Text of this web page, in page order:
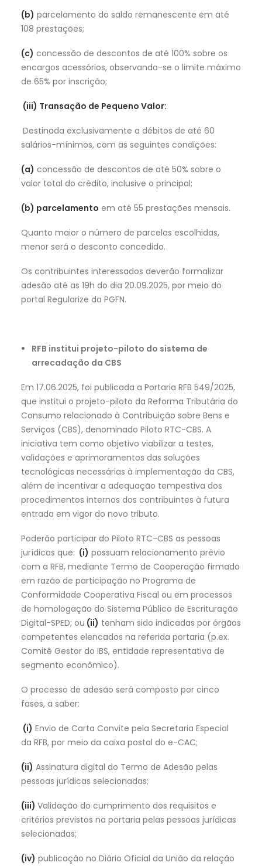
(b) parcelamento do saldo remanescente em até
108 prestações;
(c) concessão de descontos de até 100% sobre os
encargos acessórios, observando-se o limite máximo
de 65% por inscrição;
(iii) Transação de Pequeno Valor:
Destinada exclusivamente a débitos de até 60
salários-mínimos, com as seguintes condições:
(a) concessão de descontos de até 50% sobre o
valor total do crédito, inclusive o principal;
(b) parcelamento em até 55 prestações mensais.
Quanto maior o número de parcelas escolhidas,
menor será o desconto concedido.
Os contribuintes interessados deverão formalizar
adesão até as 19h do dia 20.09.2025, por meio do
portal Regularize da PGFN.
RFB institui projeto-piloto do sistema de
arrecadação da CBS
Em 17.06.2025, foi publicada a Portaria RFB 549/2025,
que institui o projeto-piloto da Reforma Tributária do
Consumo relacionado à Contribuição sobre Bens e
Serviços (CBS), denominado Piloto RTC-CBS. A
iniciativa tem como objetivo viabilizar a testes,
validações e aprimoramentos das soluções
tecnológicas necessárias à implementação da CBS,
além de incentivar a adequação tempestiva dos
procedimentos internos dos contribuintes à futura
entrada em vigor do novo tributo.
Poderão participar do Piloto RTC-CBS as pessoas
jurídicas que: (i) possuam relacionamento prévio
com a RFB, mediante Termo de Cooperação firmado
em razão de participação no Programa de
Conformidade Cooperativa Fiscal ou em processos
de homologação do Sistema Público de Escrituração
Digital-SPED; ou (ii) tenham sido indicadas por órgãos
competentes elencados na referida portaria (p.ex.
Comitê Gestor do IBS, entidade representativa de
segmento econômico).
O processo de adesão será composto por cinco
fases, a saber:
(i) Envio de Carta Convite pela Secretaria Especial
da RFB, por meio da caixa postal do e-CAC;
(ii) Assinatura digital do Termo de Adesão pelas
pessoas jurídicas selecionadas;
(iii) Validação do cumprimento dos requisitos e
critérios previstos na portaria pelas pessoas jurídicas
selecionadas;
(iv) publicação no Diário Oficial da União da relação